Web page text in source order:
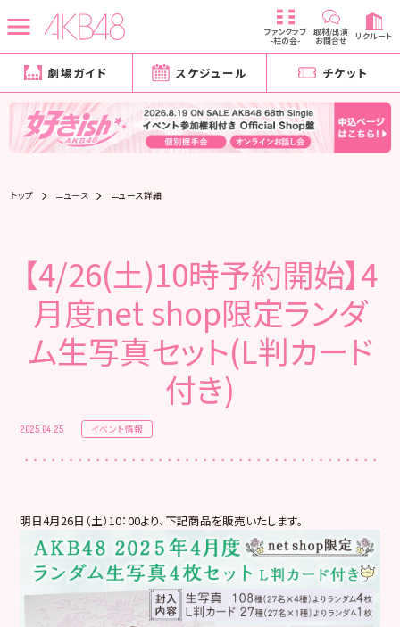
ファンクラブ
-柱の会-
取材/出演
お問合せ リクルート
劇場ガイド スケジュール チケット
トップ ニュース ニュース詳細
【4/26(土)10時予約開始】4
月度net shop限定ランダ
ム生写真セット(L判カード
付き)
2025.04.25 イベント情報
明日4月26日（土）10：00より、下記商品を販売いたします。